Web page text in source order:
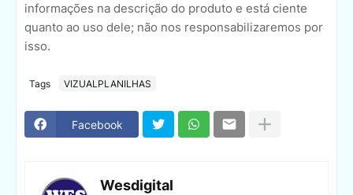
informações na descrição do produto e está ciente
quanto ao uso dele; não nos responsabilizaremos por
isso.
Tags VIZUALPLANILHAS
Facebook
Wesdigital